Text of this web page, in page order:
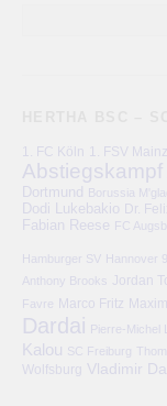
1. FC Köln 1. FSV
Abstiegskampf
Dortmund
Borussia
Dodi Lukebakio Dr.
Fabian Reese
FC
Hamburger SV Hannover 96
Anthony Brooks
Jordan
Favre
Marco Fritz
Dardai
Pierre-Michel
Kalou SC Freiburg
Wolfsburg
Vladimir